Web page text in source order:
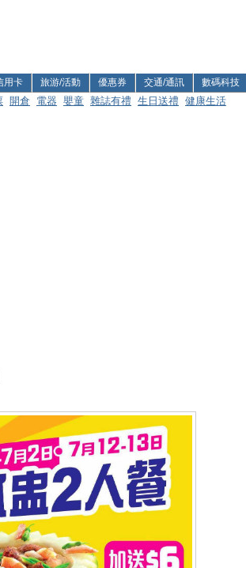
用卡 旅游/活動 優惠券 交通/通訊 數碼科技
開倉 電器 嬰童 雜誌有禮 生日送禮 健康生活